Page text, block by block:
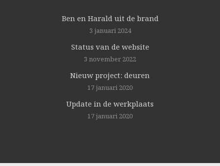
Ben en Harald uit de brand
3 januari 2024
Status van de website
3 november 2022
Nieuw project: deuren
17 januari 2020
Update in de werkplaats
17 januari 2020